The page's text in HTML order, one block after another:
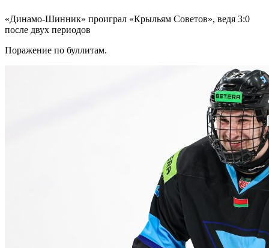
«Динамо-Шинник» проиграл «Крыльям Советов», ведя 3:0
после двух периодов
Поражение по буллитам.